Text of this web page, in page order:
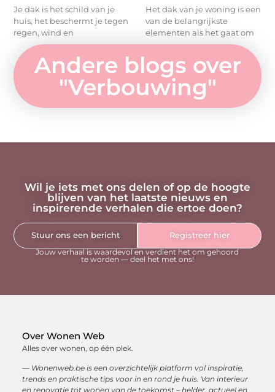
Je dak is het schild van je
huis, het beschermt je tegen
regen, wind en
Het dak van je woning is een
van de belangrijkste
elementen als het gaat om
Andere blogs over
"Verbouwing"
Wil je iets met ons delen of op de hoogte
blijven van het laatste nieuws en
inspirerende verhalen die ertoe doen?
Stuur ons een bericht
Registreer hier
Jouw verhaal is waardevol en verdient het om gehoord
te worden — deel het met ons!
Over Wonen Web
Alles over wonen, op één plek.
— Wonenweb.be is een overzichtelijk platform vol inspiratie,
trends en praktische tips voor in en rond je huis. Van interieur
en renovatie tot wonen van de toekomst – helder, actueel en